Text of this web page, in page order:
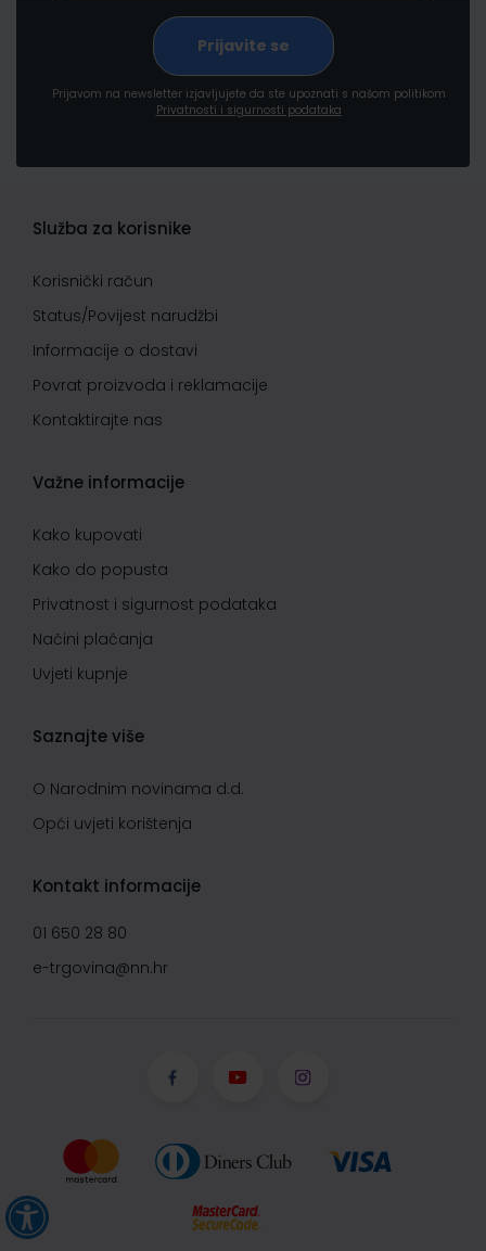
Prijavom na newsletter izjavljujete da ste upoznati s našom politikom
Privatnosti i sigurnosti podataka
Služba za korisnike
Korisnički račun
Status/Povijest narudžbi
Informacije o dostavi
Povrat proizvoda i reklamacije
Kontaktirajte nas
Važne informacije
Kako kupovati
Kako do popusta
Privatnost i sigurnost podataka
Načini plaćanja
Uvjeti kupnje
Saznajte više
O Narodnim novinama d.d.
Opći uvjeti korištenja
Kontakt informacije
01 650 28 80
e-trgovina@nn.hr